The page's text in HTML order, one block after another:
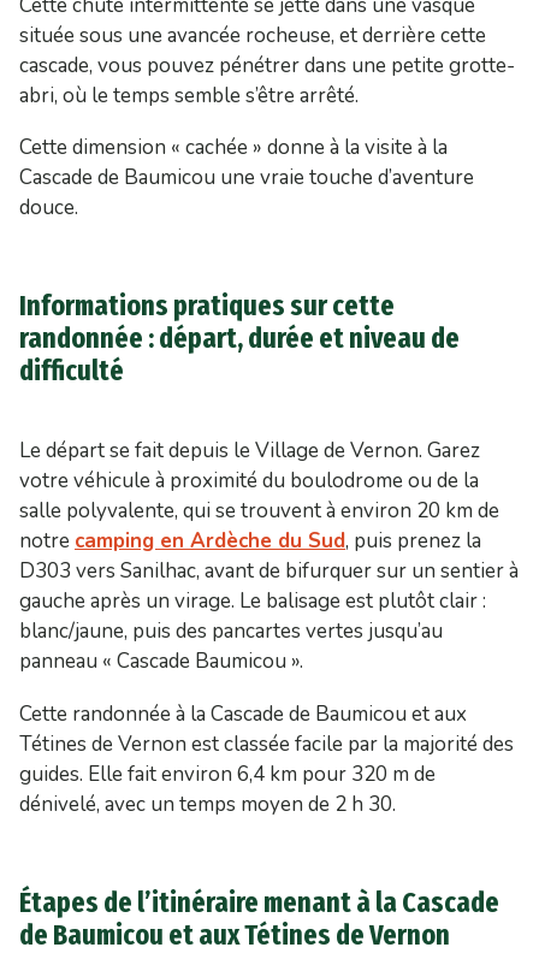
située sous une avancée rocheuse, et derrière cette
cascade, vous pouvez pénétrer dans une petite grotte-
abri, où le temps semble s’être arrêté.
Cette dimension « cachée » donne à la visite à la
Cascade de Baumicou une vraie touche d’aventure
douce.
Informations pratiques sur cette
randonnée : départ, durée et niveau de
difficulté
Le départ se fait depuis le Village de Vernon. Garez
votre véhicule à proximité du boulodrome ou de la
salle polyvalente, qui se trouvent à environ 20 km de
notre camping en Ardèche du Sud, puis prenez la
D303 vers Sanilhac, avant de bifurquer sur un sentier à
gauche après un virage. Le balisage est plutôt clair :
blanc/jaune, puis des pancartes vertes jusqu’au
panneau « Cascade Baumicou ».
Cette randonnée à la Cascade de Baumicou et aux
Tétines de Vernon est classée facile par la majorité des
guides. Elle fait environ 6,4 km pour 320 m de
dénivelé, avec un temps moyen de 2 h 30.
Étapes de l’itinéraire menant à la Cascade
de Baumicou et aux Tétines de Vernon